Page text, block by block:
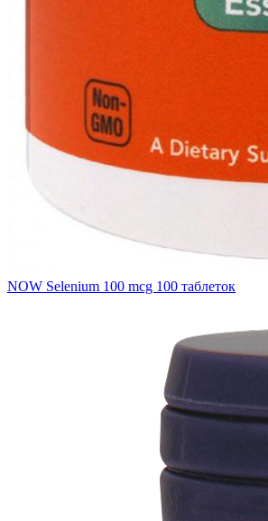
NOW Selenium 100 mcg 100 таблеток